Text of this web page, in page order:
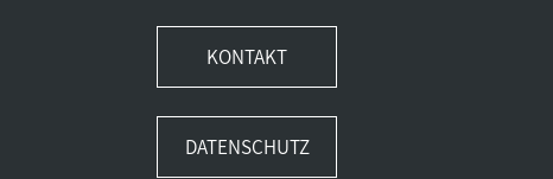
KONTAKT
DATENSCHUTZ